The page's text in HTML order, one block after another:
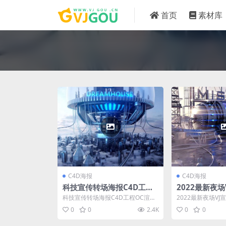
首页 素材库
C4D海报
科技宣传转场海报C4D工程
OC渲染器
科技宣传转场海报C4D工程OC渲染
器
0 0 2.4K
C4D海报
2022最新夜场
件海报素材工
2022最新夜场VJ
素材工程文件
0 0